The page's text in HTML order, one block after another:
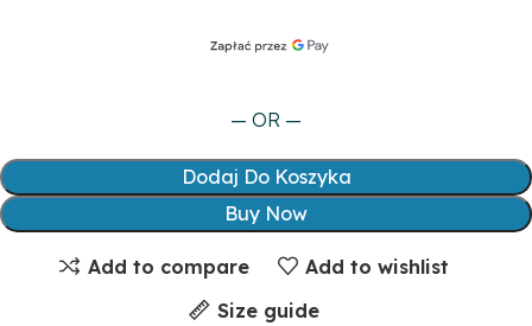
— OR —
Dodaj Do Koszyka
Buy Now
Add to compare
Add to wishlist
Size guide